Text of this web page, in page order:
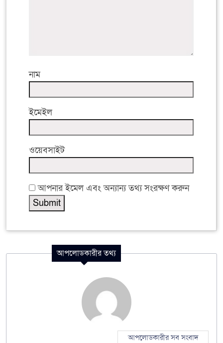
নাম
ইমেইল
ওয়েবসাইট
আপনার ইমেল এবং অন্যান্য তথ্য সংরক্ষণ করুন
আপলোডকারীর তথ্য
আপলোডকারীর সব সংবাদ